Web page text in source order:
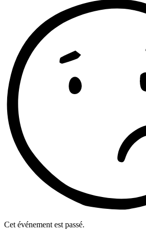
Cet événement est passé.